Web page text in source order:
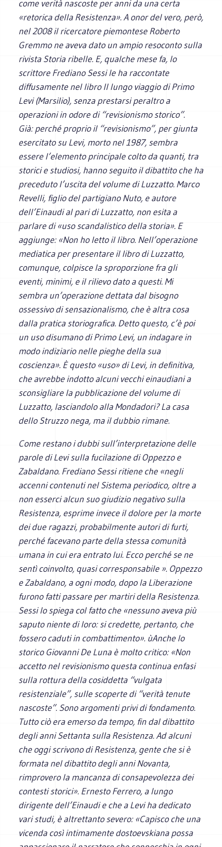
come verità nascoste per anni da una certa
«retorica della Resistenza». A onor del vero, però,
nel 2008 il ricercatore piemontese Roberto
Gremmo ne aveva dato un ampio resoconto sulla
rivista Storia ribelle. E, qualche mese fa, lo
scrittore Frediano Sessi le ha raccontate
diffusamente nel libroIl lungo viaggio di Primo
Levi(Marsilio), senza prestarsi peraltro a
operazioni in odore di “revisionismo storico”.
Già: perché proprio il “revisionismo”, per giunta
esercitato su Levi, morto nel 1987, sembra
essere l’elemento principale colto da quanti, tra
storici e studiosi, hanno seguito il dibattito che ha
preceduto l’uscita del volume di Luzzatto. Marco
Revelli, figlio del partigiano Nuto, e autore
dell’Einaudi al pari di Luzzatto, non esita a
parlare di «uso scandalistico della storia». E
aggiunge: «Non ho letto il libro. Nell’operazione
mediatica per presentare il libro di Luzzatto,
comunque, colpisce la sproporzione fra gli
eventi, minimi, e il rilievo dato a questi. Mi
sembra un’operazione dettata dal bisogno
ossessivo di sensazionalismo, che è altra cosa
dalla pratica storiografica. Detto questo, c’è poi
un uso disumano di Primo Levi, un indagare in
modo indiziario nelle pieghe della sua
coscienza». È questo «uso» di Levi, in definitiva,
che avrebbe indotto alcuni vecchi einaudiani a
sconsigliare la pubblicazione del volume di
Luzzatto, lasciandolo alla Mondadori? La casa
dello Struzzo nega, ma il dubbio rimane.
Come restano i dubbi sull’interpretazione delle
parole di Levi sulla fucilazione di Oppezzo e
Zabaldano. Frediano Sessi ritiene che «negli
accenni contenuti nelSistema periodico, oltre a
non esserci alcun suo giudizio negativo sulla
Resistenza, esprime invece il dolore per la morte
dei due ragazzi, probabilmente autori di furti,
perché facevano parte della stessa comunità
umana in cui era entrato lui. Ecco perché se ne
sentì coinvolto, quasi corresponsabile ». Oppezzo
e Zabaldano, a ogni modo, dopo la Liberazione
furono fatti passare per martiri della Resistenza.
Sessi lo spiega col fatto che «nessuno aveva più
saputo niente di loro: si credette, pertanto, che
fossero caduti in combattimento». ùAnche lo
storico Giovanni De Luna è molto critico: «Non
accetto nel revisionismo questa continua enfasi
sulla rottura della cosiddetta “vulgata
resistenziale”, sulle scoperte di “verità tenute
nascoste”. Sono argomenti privi di fondamento.
Tutto ciò era emerso da tempo, fin dal dibattito
degli anni Settanta sulla Resistenza. Ad alcuni
che oggi scrivono di Resistenza, gente che si è
formata nel dibattito degli anni Novanta,
rimprovero la mancanza di consapevolezza dei
contesti storici». Ernesto Ferrero, a lungo
dirigente dell’Einaudi e che a Levi ha dedicato
vari studi, è altrettanto severo: «Capisco che una
vicenda così intimamente dostoevskiana possa